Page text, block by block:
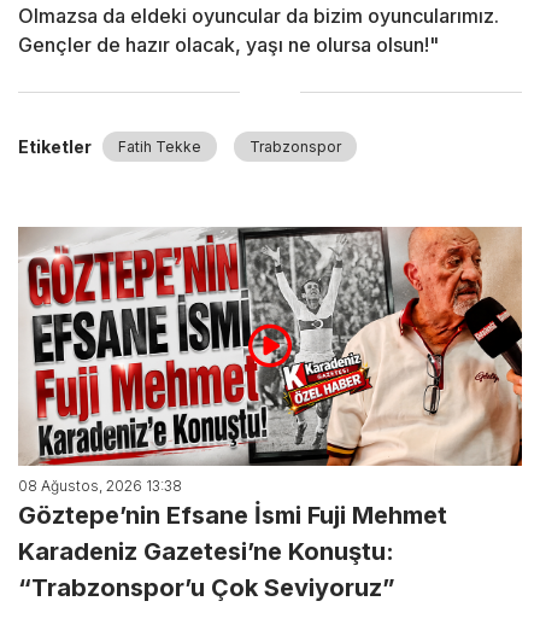
Olmazsa da eldeki oyuncular da bizim oyuncularımız.
Gençler de hazır olacak, yaşı ne olursa olsun!"
Etiketler Fatih Tekke Trabzonspor
08 Ağustos, 2026 13:38
Göztepe’nin Efsane İsmi Fuji Mehmet
Karadeniz Gazetesi’ne Konuştu:
“Trabzonspor’u Çok Seviyoruz”